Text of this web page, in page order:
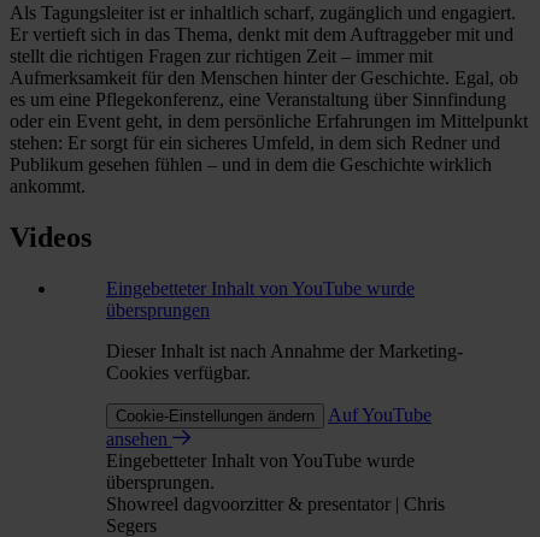
Als Tagungsleiter ist er inhaltlich scharf, zugänglich und engagiert.
Er vertieft sich in das Thema, denkt mit dem Auftraggeber mit und
stellt die richtigen Fragen zur richtigen Zeit – immer mit
Aufmerksamkeit für den Menschen hinter der Geschichte. Egal, ob
es um eine Pflegekonferenz, eine Veranstaltung über Sinnfindung
oder ein Event geht, in dem persönliche Erfahrungen im Mittelpunkt
stehen: Er sorgt für ein sicheres Umfeld, in dem sich Redner und
Publikum gesehen fühlen – und in dem die Geschichte wirklich
ankommt.
Videos
Eingebetteter Inhalt von YouTube wurde
übersprungen
Dieser Inhalt ist nach Annahme der Marketing-
Cookies verfügbar.
Cookie-Einstellungen ändern
Auf YouTube
ansehen
Eingebetteter Inhalt von YouTube wurde
übersprungen.
Showreel dagvoorzitter & presentator | Chris
Segers